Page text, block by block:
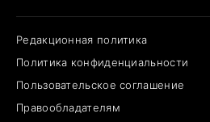
Редакционная политика
Политика конфиденциальности
Пользовательское соглашение
Правообладателям